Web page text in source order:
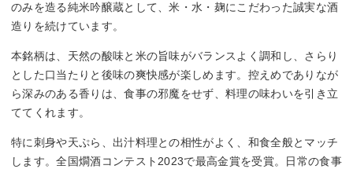
のみを造る純米吟醸蔵として、米・水・麹にこだわった誠実な酒
造りを続けています。
本銘柄は、天然の酸味と米の旨味がバランスよく調和し、さらり
とした口当たりと後味の爽快感が楽しめます。控えめでありなが
ら深みのある香りは、食事の邪魔をせず、料理の味わいを引き立
ててくれます。
特に刺身や天ぷら、出汁料理との相性がよく、和食全般とマッチ
します。全国燗酒コンテスト2023で最高金賞を受賞。日常の食事